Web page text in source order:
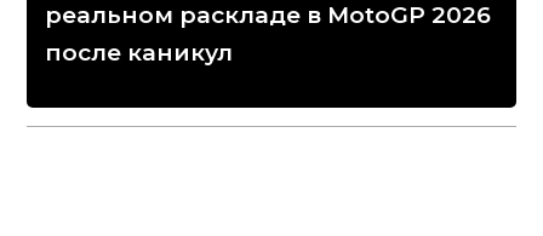
реальном раскладе в MotoGP 2026
после каникул